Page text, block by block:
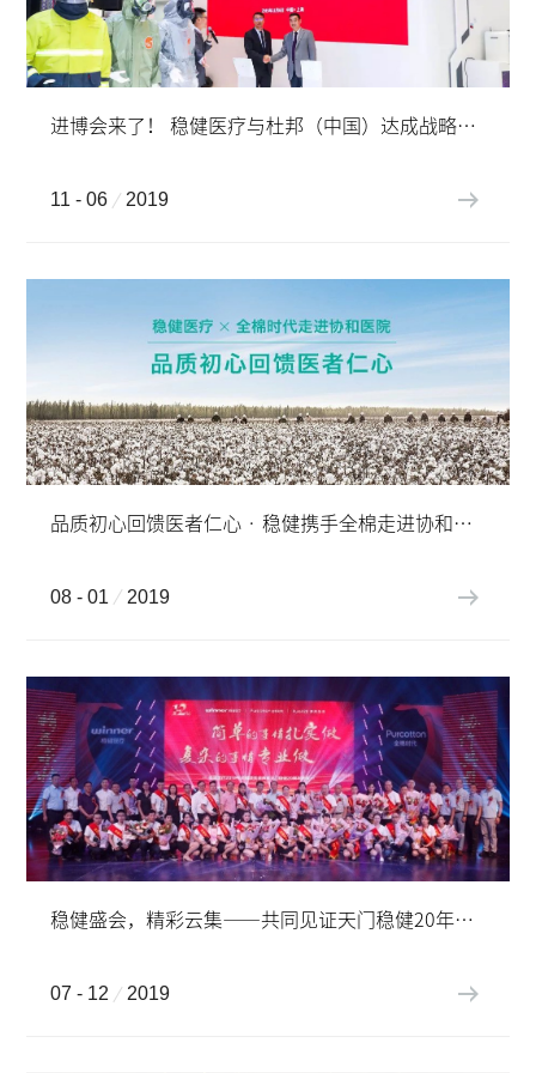
进博会来了！ 稳健医疗与杜邦（中国）达成战略合作
11 - 06 2019
品质初心回馈医者仁心 · 稳健携手全棉走进协和医院
08 - 01 2019
稳健盛会，精彩云集——共同见证天门稳健20年巨变
07 - 12 2019